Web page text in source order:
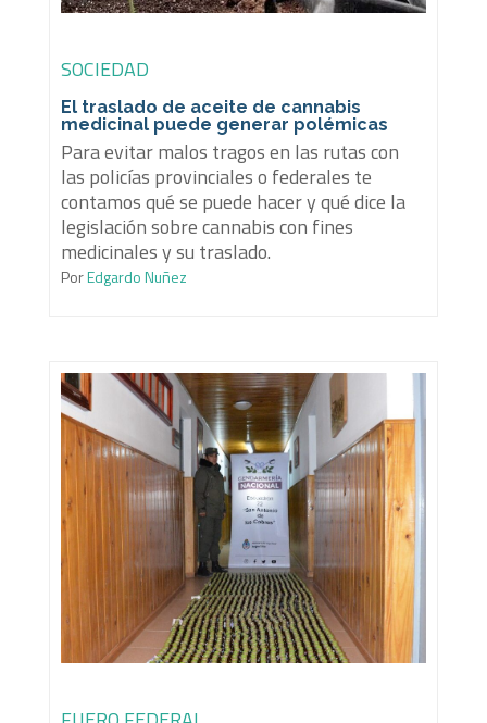
SOCIEDAD
El traslado de aceite de cannabis
medicinal puede generar polémicas
Para evitar malos tragos en las rutas con
las policías provinciales o federales te
contamos qué se puede hacer y qué dice la
legislación sobre cannabis con fines
medicinales y su traslado.
PorEdgardo Nuñez